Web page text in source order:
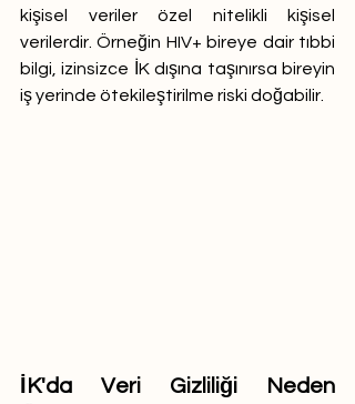
kişisel veriler özel nitelikli kişisel
verilerdir. Örneğin HIV+ bireye dair tıbbi
bilgi, izinsizce İK dışına taşınırsa bireyin
iş yerinde ötekileştirilme riski doğabilir.
İK'da Veri Gizliliği Neden